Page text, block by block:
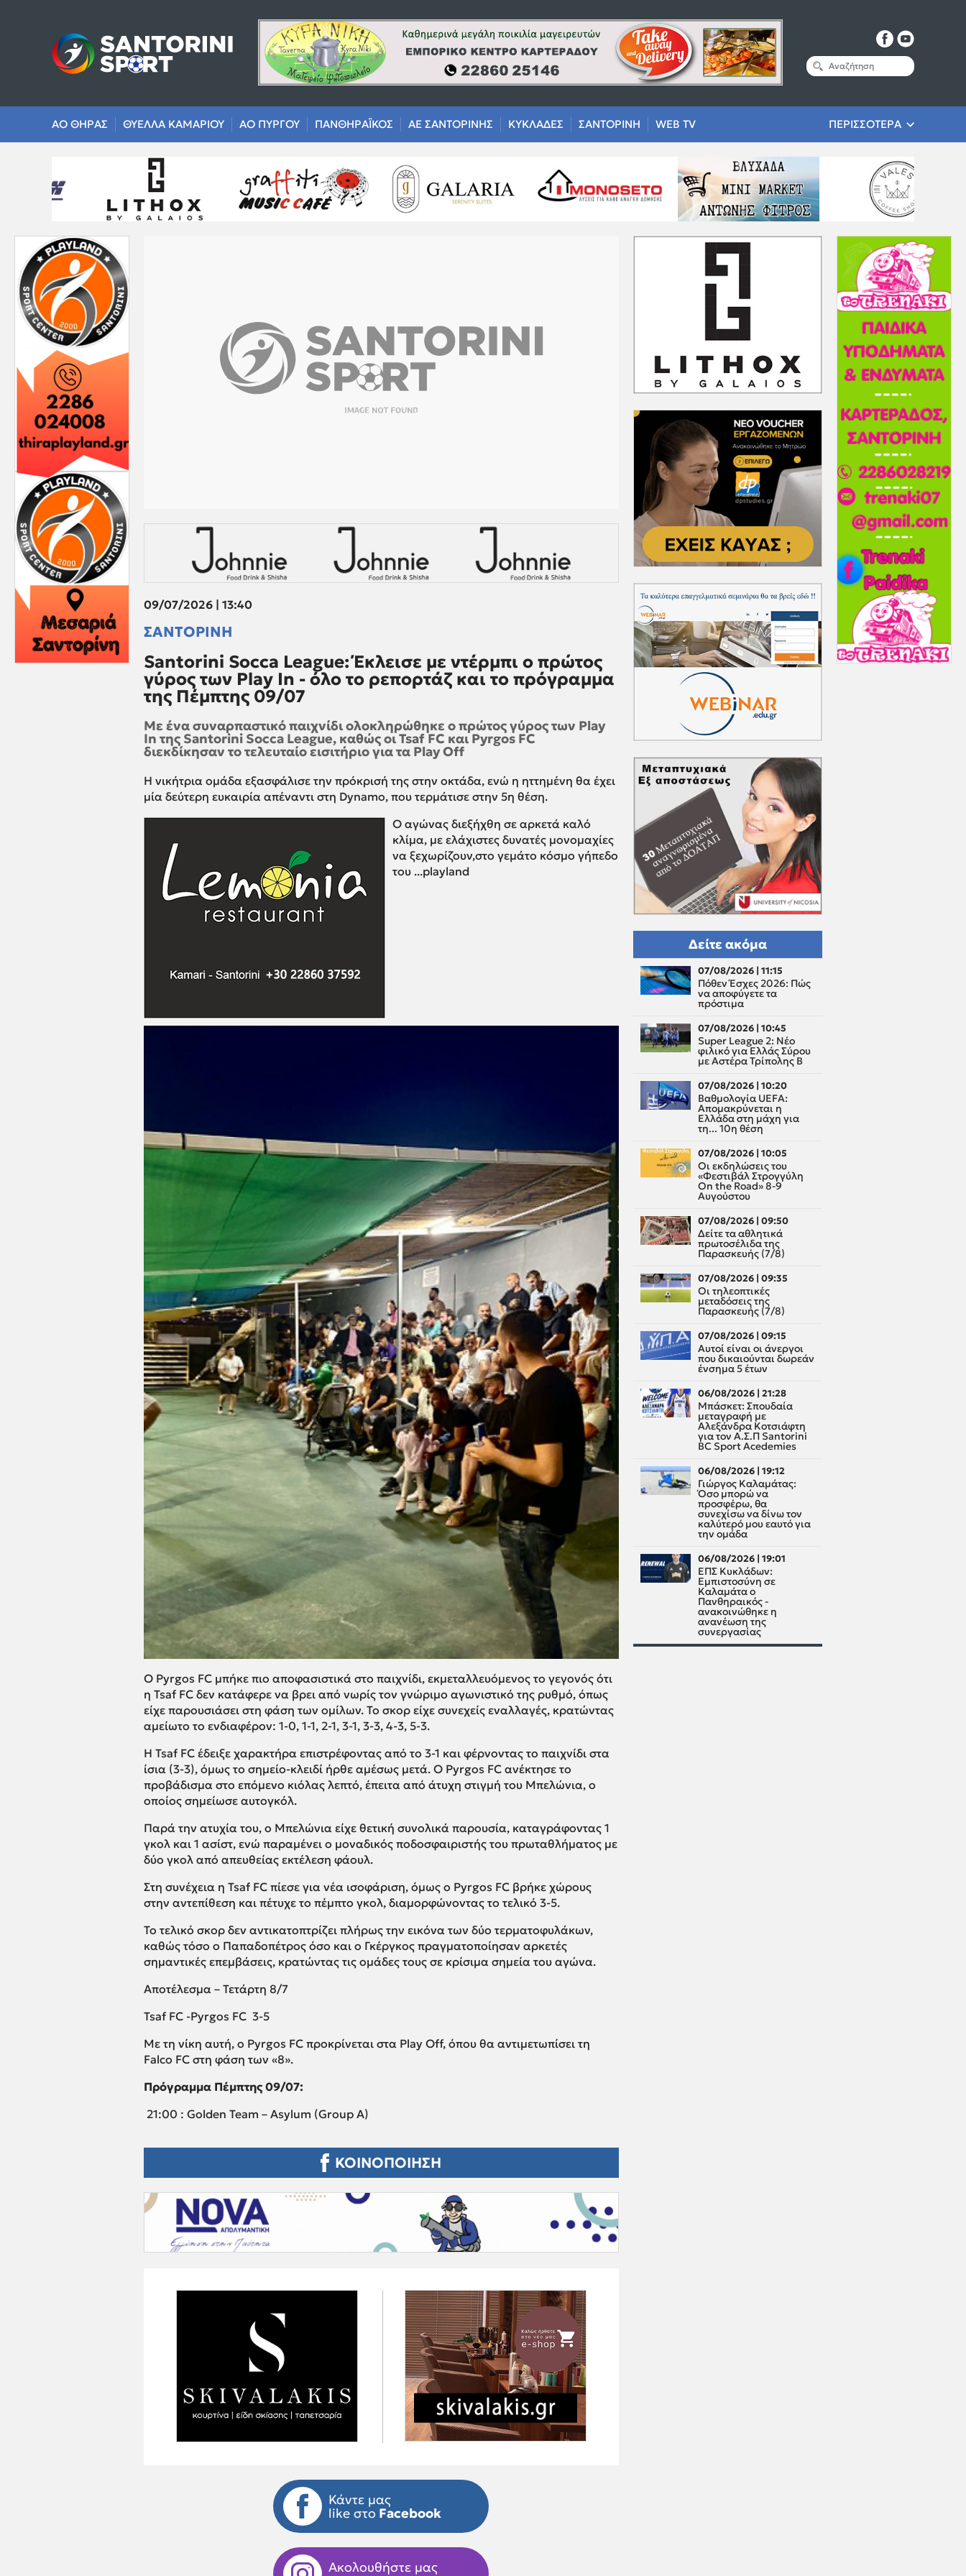
ΑΟ ΘΗΡΑΣ ΘΥΕΛΛΑ ΚΑΜΑΡΙΟΥ ΑΟ ΠΥΡΓΟΥ ΠΑΝΘΗΡΑΪΚΟΣ ΑΕ ΣΑΝΤΟΡΙΝΗΣ ΚΥΚΛΑΔΕΣ ΣΑΝΤΟΡΙΝΗ WEB TV ΠΕΡΙΣΣΟΤΕΡΑ
09/07/2026 | 13:40
ΣΑΝΤΟΡΙΝΗ
Santorini Socca League: Έκλεισε με ντέρμπι ο πρώτος
γύρος των Play In - όλο το ρεπορτάζ και το πρόγραμμα
της Πέμπτης 09/07
Με ένα συναρπαστικό παιχνίδι ολοκληρώθηκε ο πρώτος γύρος των Play
In της Santorini Socca League, καθώς οι Tsaf FC και Pyrgos FC
διεκδίκησαν το τελευταίο εισιτήριο για τα Play Off
Η νικήτρια ομάδα εξασφάλισε την πρόκρισή της στην οκτάδα, ενώ η ηττημένη θα έχει
μία δεύτερη ευκαιρία απέναντι στη Dynamo, που τερμάτισε στην 5η θέση.
Ο αγώνας διεξήχθη σε αρκετά καλό
κλίμα, με ελάχιστες δυνατές μονομαχίες
να ξεχωρίζουν,στο γεμάτο κόσμο γήπεδο
του ...playland
Ο Pyrgos FC μπήκε πιο αποφασιστικά στο παιχνίδι, εκμεταλλευόμενος το γεγονός ότι
η Tsaf FC δεν κατάφερε να βρει από νωρίς τον γνώριμο αγωνιστικό της ρυθμό, όπως
είχε παρουσιάσει στη φάση των ομίλων. Το σκορ είχε συνεχείς εναλλαγές, κρατώντας
αμείωτο το ενδιαφέρον: 1-0, 1-1, 2-1, 3-1, 3-3, 4-3, 5-3.
Η Tsaf FC έδειξε χαρακτήρα επιστρέφοντας από το 3-1 και φέρνοντας το παιχνίδι στα
ίσια (3-3), όμως το σημείο-κλειδί ήρθε αμέσως μετά. Ο Pyrgos FC ανέκτησε το
προβάδισμα στο επόμενο κιόλας λεπτό, έπειτα από άτυχη στιγμή του Μπελώνια, ο
οποίος σημείωσε αυτογκόλ.
Παρά την ατυχία του, ο Μπελώνια είχε θετική συνολικά παρουσία, καταγράφοντας 1
γκολ και 1 ασίστ, ενώ παραμένει ο μοναδικός ποδοσφαιριστής του πρωταθλήματος με
δύο γκολ από απευθείας εκτέλεση φάουλ.
Στη συνέχεια η Tsaf FC πίεσε για νέα ισοφάριση, όμως ο Pyrgos FC βρήκε χώρους
στην αντεπίθεση και πέτυχε το πέμπτο γκολ, διαμορφώνοντας το τελικό 3-5.
Το τελικό σκορ δεν αντικατοπτρίζει πλήρως την εικόνα των δύο τερματοφυλάκων,
καθώς τόσο ο Παπαδοπέτρος όσο και ο Γκέργκος πραγματοποίησαν αρκετές
σημαντικές επεμβάσεις, κρατώντας τις ομάδες τους σε κρίσιμα σημεία του αγώνα.
Αποτέλεσμα – Τετάρτη 8/7
Tsaf FC -Pyrgos FC 3-5
Με τη νίκη αυτή, ο Pyrgos FC προκρίνεται στα Play Off, όπου θα αντιμετωπίσει τη
Falco FC στη φάση των «8».
Πρόγραμμα Πέμπτης 09/07:
21:00 : Golden Team – Asylum (Group A)
ΚΟΙΝΟΠΟΙΗΣΗ
Κάντε μας
like στο Facebook
Ακολουθήστε μας
Δείτε ακόμα
07/08/2026 | 11:15
Πόθεν Έσχες 2026: Πώς
να αποφύγετε τα
πρόστιμα
07/08/2026 | 10:45
Super League 2: Νέο
φιλικό για Ελλάς Σύρου
με Αστέρα Τρίπολης Β
07/08/2026 | 10:20
Βαθμολογία UEFA:
Απομακρύνεται η
Ελλάδα στη μάχη για
τη... 10η θέση
07/08/2026 | 10:05
Οι εκδηλώσεις του
«Φεστιβάλ Στρογγύλη
On the Road» 8-9
Αυγούστου
07/08/2026 | 09:50
Δείτε τα αθλητικά
πρωτοσέλιδα της
Παρασκευής (7/8)
07/08/2026 | 09:35
Οι τηλεοπτικές
μεταδόσεις της
Παρασκευής (7/8)
07/08/2026 | 09:15
Αυτοί είναι οι άνεργοι
που δικαιούνται δωρεάν
ένσημα 5 έτων
06/08/2026 | 21:28
Μπάσκετ: Σπουδαία
μεταγραφή με
Αλεξάνδρα Κοτσιάφτη
για τον A.Σ.Π Santorini
BC Sport Acedemies
06/08/2026 | 19:12
Γιώργος Καλαμάτας:
Όσο μπορώ να
προσφέρω, θα
συνεχίσω να δίνω τον
καλύτερό μου εαυτό για
την ομάδα
06/08/2026 | 19:01
ΕΠΣ Κυκλάδων:
Εμπιστοσύνη σε
Καλαμάτα ο
Πανθηραικός -
ανακοινώθηκε η
ανανέωση της
συνεργασίας